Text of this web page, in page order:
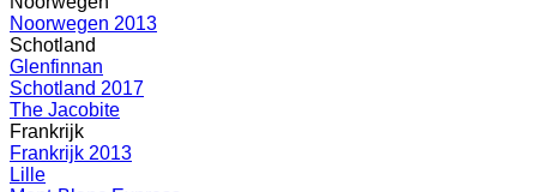
Noorwegen 2013
Schotland
Glenfinnan
Schotland 2017
The Jacobite
Frankrijk
Frankrijk 2013
Lille